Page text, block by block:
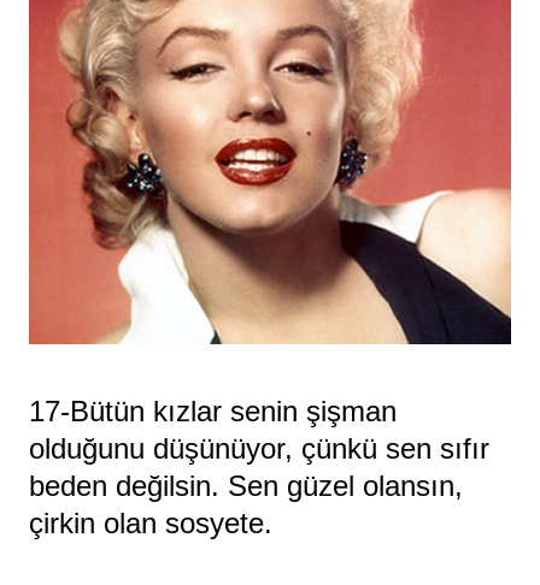
17-Bütün kızlar senin şişman
olduğunu düşünüyor, çünkü sen sıfır
beden değilsin. Sen güzel olansın,
çirkin olan sosyete.